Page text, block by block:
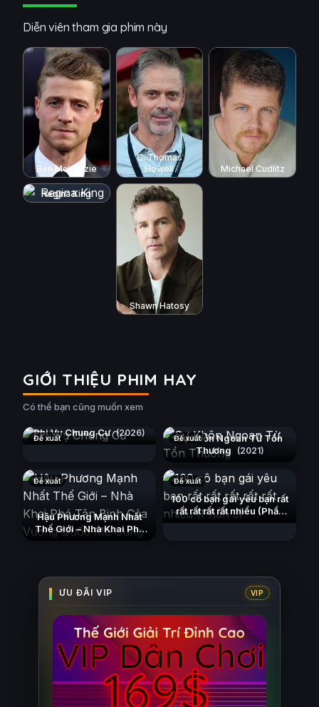
Diễn viên tham gia phim này
Ben McKenzie
C. Thomas
Howell
Michael Cudlitz
Regina King
Shawn Hatosy
GIỚI THIỆU PHIM HAY
Có thể bạn cũng muốn xem
Đề xuất
Phi Vụ Chung Cư (2026) Đề xuất
Sự Khôn Ngoan Từ Tổn
Thương
(2021)
Đề xuất
Hậu Phương Mạnh Nhất
Thế Giới – Nhà Khai Phá
Tân Binh Của Vương Quốc
Đề xuất
100 cô bạn gái yêu bạn rất
rất rất rất rất nhiều (Phần
3) (2023)